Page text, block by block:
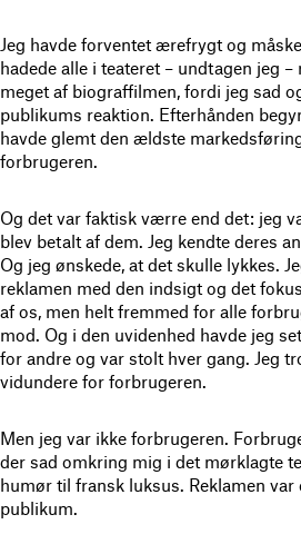
Jeg havde forventet ærefrygt og
hadede alle i teateret – undtagen jeg
meget af biograffilmen, fordi jeg sad
publikums reaktion. Efterhånden
havde glemt den ældste
forbrugeren.
Og det var faktisk værre end det: jeg
blev betalt af dem. Jeg kendte deres
Og jeg ønskede, at det skulle lykkes.
reklamen med den indsigt og det
af os, men helt fremmed for alle
mod. Og i den uvidenhed havde jeg
for andre og var stolt hver gang. Jeg
vidundere for forbrugeren.
Men jeg var ikke forbrugeren.
der sad omkring mig i det mørklagte
humør til fransk luksus. Reklamen
publikum.